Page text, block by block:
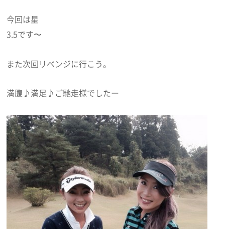
今回は星
3.5です〜
また次回リベンジに行こう。
満腹♪満足♪ご馳走様でしたー